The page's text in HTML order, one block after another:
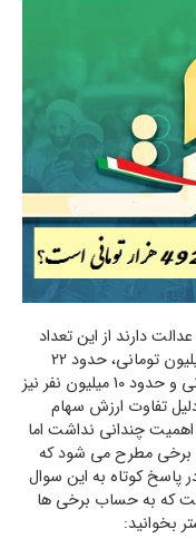
سهام عدالت دارند از این تعداد
حدود 6 میلیون نفر دارای سهام عدالت یک میلیون تومانی، حدود 22
میلیون نفر دارای سهام عدالت 532 هزار تومانی و حدود 10 میلیون نفر نیز
هستند. دلیل تفاوت ارزش سهام
چندانی نداشت اما
برخی مطرح می شود که
است؟ در پاسخ کوتاه به این سوال
سهام عدالت که به حساب برخی ها
بخوانید: